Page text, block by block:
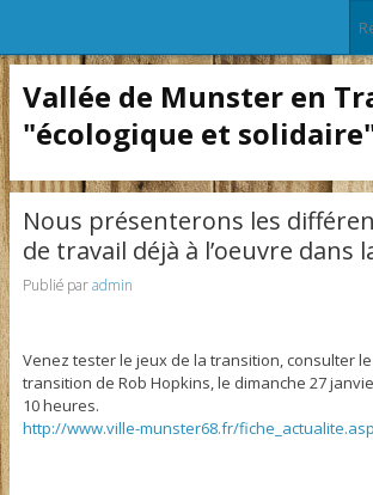
Vallée de Munster en
"écologique et
Nous présenterons les
de travail déjà à l’oeuvre dans
Publié paradmin
Venez tester le jeux de la transition, consulter
transition de Rob Hopkins, le dimanche 27
10 heures.
http://www.ville-munster68.fr/